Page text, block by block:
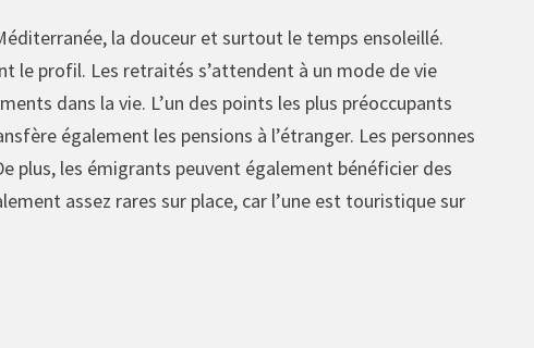
la douceur et surtout le temps ensoleillé.
le profil. Les retraités s’attendent à un mode de vie
dans la vie. L’un des points les plus préoccupants
également les pensions à l’étranger. Les personnes
plus, les émigrants peuvent également bénéficier des
assez rares sur place, car l’une est touristique sur